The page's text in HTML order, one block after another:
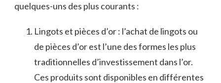
quelques-uns des plus courants⁣ :
Lingots ⁣et pièces d’or : l’achat de lingots‌ ou
de pièces⁤ d’or‍ est l’une des formes les ‌plus
traditionnelles d’investissement dans l’or.
Ces produits sont disponibles en différentes